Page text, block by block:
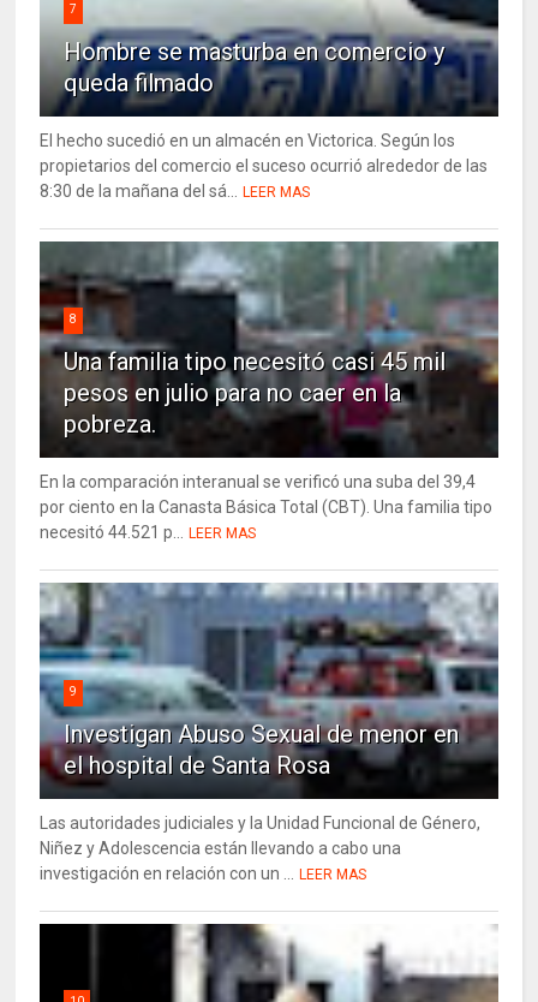
7
Hombre se masturba en comercio y
queda filmado
El hecho sucedió en un almacén en Victorica. Según los
propietarios del comercio el suceso ocurrió alrededor de las
8:30 de la mañana del sá...
LEER MAS
8
Una familia tipo necesitó casi 45 mil
pesos en julio para no caer en la
pobreza.
En la comparación interanual se verificó una suba del 39,4
por ciento en la Canasta Básica Total (CBT). Una familia tipo
necesitó 44.521 p...
LEER MAS
9
Investigan Abuso Sexual de menor en
el hospital de Santa Rosa
Las autoridades judiciales y la Unidad Funcional de Género,
Niñez y Adolescencia están llevando a cabo una
investigación en relación con un ...
LEER MAS